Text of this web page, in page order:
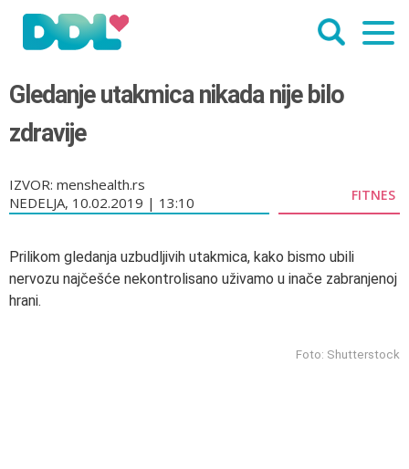
Gledanje utakmica nikada nije bilo
zdravije
IZVOR: menshealth.rs
NEDELJA, 10.02.2019 | 13:10
FITNES
Prilikom gledanja uzbudljivih utakmica, kako bismo ubili
nervozu najčešće nekontrolisano uživamo u inače zabranjenoj
hrani.
Foto: Shutterstock